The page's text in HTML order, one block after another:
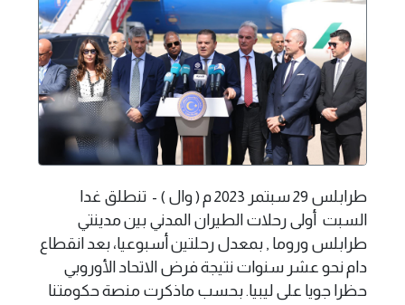
طرابلس 29 سبتمر 2023 م ( وال ) - تنطلق غدا
السبت أولى رحلات الطيران المدني بين مدينتي
طرابلس وروما , بمعدل رحلتين أسبوعيا، بعد انقطاع
دام نحو عشر سنوات نتيجة فرض الاتحاد الأوروبي
حظرا جويا على ليبيا. بحسب ماذكرت منصة حكومتنا